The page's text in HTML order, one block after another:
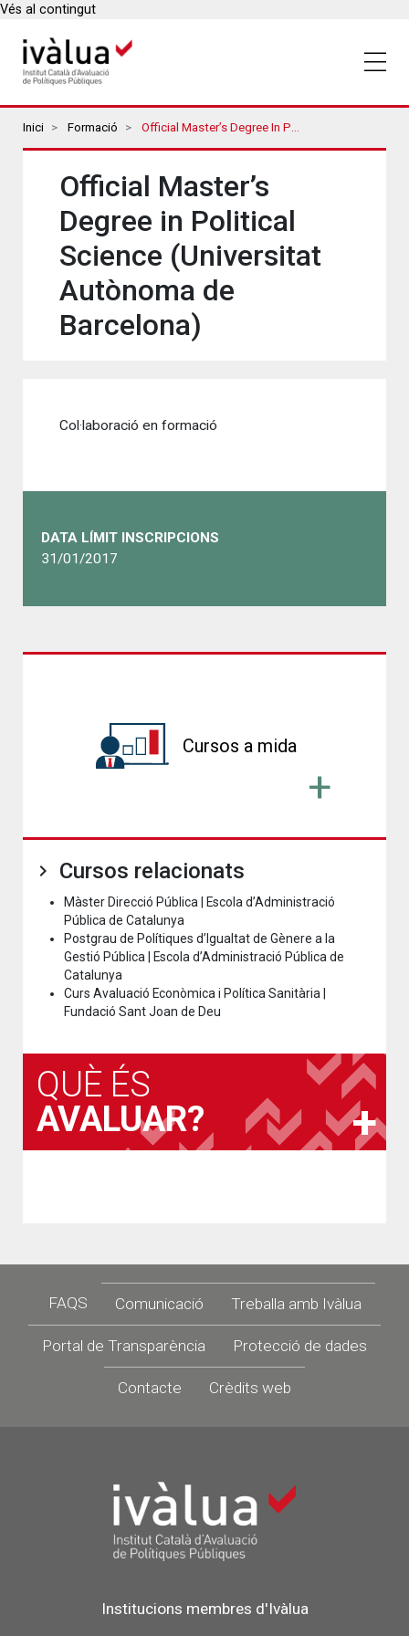
Vés al contingut
Breadcrumbs
Inici Formació Official Master’s Degree In Political Science (Universitat Autònoma De Barcelona)
Official Master’s
Degree in Political
Science (Universitat
Autònoma de
Barcelona)
Col·laboració en formació
DATA LÍMIT INSCRIPCIONS
31/01/2017
Cursos a mida
Cursos relacionats
Màster Direcció Pública | Escola d’Administració
Pública de Catalunya
Postgrau de Polítiques d’Igualtat de Gènere a la
Gestió Pública | Escola d’Administració Pública de
Catalunya
Curs Avaluació Econòmica i Política Sanitària |
Fundació Sant Joan de Deu
QUÈ ÉS
AVALUAR?
Footer
FAQS Comunicació Treballa amb Ivàlua
Portal de Transparència Protecció de dades
Contacte Crèdits web
Institucions membres d'Ivàlua